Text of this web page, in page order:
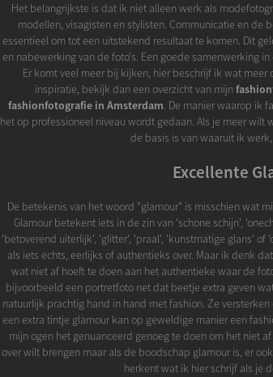
Het belangrijkste is dat ik niet alleen werk als
modellen, visagisten en stylisten. Communicatie en
essentieel om tot een uitstekend resultaat te komen. Dit
en nabewerking van de foto's. Een goede samenwerking
Er komt veel meer bij kijken, hier beschrijf ik wat meer
inspiratie, bekijk dan een overzicht van mijn
fashionfotografie in Amsterdam. De manier waarop ik
het op professioneel niveau wordt gedaan. Als je meer wilt
de basis is van waaruit ik
Excellente
De betekenis van het woord "glamour" is misschien wat
Glamour betekent iets in de zin van 'schone schijn',
'betoverend uiterlijk', 'glitter', 'praal', 'kunstmatige glans' of
als iets echts, eerlijks of authentieks over. Maar ik denk
wat niet af hoeft te doen aan het authentieke waar de
bijvoorbeeld een portretfoto net dat beetje extra geven
natuurlijk prachtig hand in hand met fashion. Ze
een extra tintje glamour kan op geweldige manier een
mijn ogen het genuanceerd genoeg te doen om het niet
over wilt brengen maar als de boodschap glamour is, er
herkent wat ik hier schrijf als je